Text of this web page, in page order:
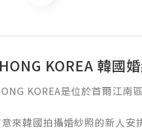
KOREA 韓國
KOREA是位於首爾江
來韓國拍攝婚紗照的新人安